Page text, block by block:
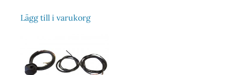
Lägg till i varukorg